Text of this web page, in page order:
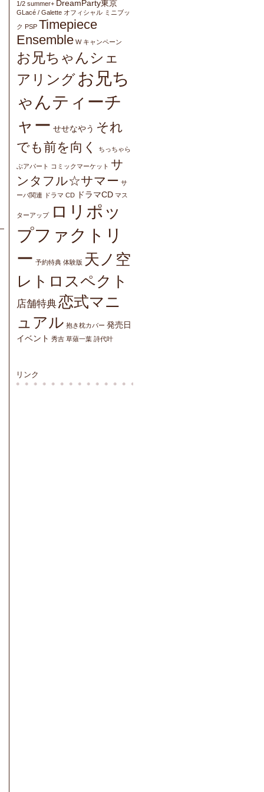
1/2 summer+ DreamParty東京
GLacé / Galette オフィシャル ミニブッ
ク PSP Timepiece
Ensemble W キャンペーン
お兄ちゃんシェ
アリングお兄ち
ゃんティーチ
ャー せせなやう それ
でも前を向く
ちっちゃら
ぶアパート コミックマーケット サ
ンタフル☆サマー サ
ーバ関連
ドラマ CD ドラマCD マス
ターアップ
ロリポッ
プファクトリ
ー 予約特典 体験版 天ノ空
レトロスペクト
店舗特典恋式マニ
ュアル 抱き枕カバー 発売日
イベント 秀吉 草薙一葉 詩代叶
リンク